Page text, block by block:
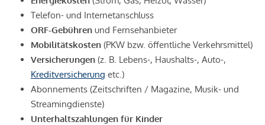
Telefon- und Internetanschluss
ORF-Gebühren und Fernsehanbieter
Mobilitätskosten (PKW bzw. öffentliche Verkehrsmittel)
Versicherungen (z. B. Lebens-, Haushalts-, Auto-,
Kreditversicherung etc.)
Abonnements (Zeitschriften / Magazine, Musik- und
Streamingdienste)
Unterhaltszahlungen für Kinder